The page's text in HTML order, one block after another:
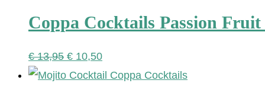
€ 13,95.€ 10,50.
Coppa Cocktails Passion
€13,95 Oorspronkelijke
prijs
€ 10,50Huidige
prijs